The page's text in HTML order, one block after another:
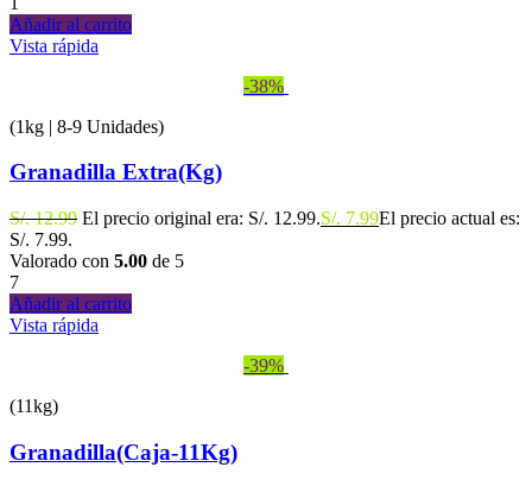
Añadir al carrito
Vista rápida
-38%
(1kg | 8-9 Unidades)
Granadilla Extra(Kg)
S/.12.99 El precio original era: S/. 12.99.S/. 7.99El precio actual es:
S/. 7.99.
Valorado con 5.00 de 5
7
Añadir al carrito
Vista rápida
-39%
(11kg)
Granadilla(Caja-11Kg)